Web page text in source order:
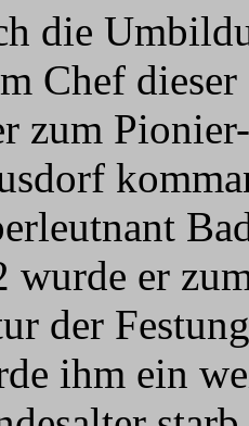
die
Chef
zum
wurde er
der
ihm ein